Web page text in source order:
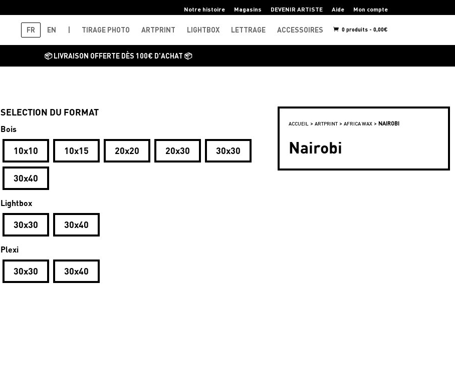
Notre histoire Magasins DEVENIR ARTISTE Aide Mon compte
FR EN TIRAGE PHOTO ARTPRINT LIGHTBOX LETTRAGE ACCESSOIRES 0 produits - 0,00€
📦 LIVRAISON OFFERTE DÈS 100€ D'ACHAT 📦
SELECTION DU FORMAT
Bois
10x10 10x15 20x20 20x30 30x30
30x40
Lightbox
30x30 30x40
Plexi
30x30 30x40
ACCUEIL > ARTPRINT> AFRICA WAX> NAIROBI
Nairobi